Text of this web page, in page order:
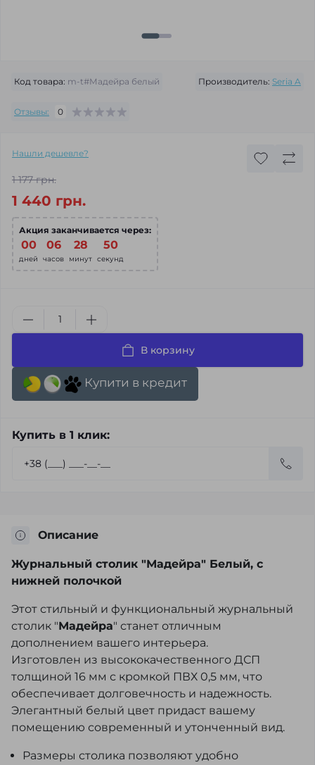
Код товара: m-t#Мадейра белый Производитель: Seria A
Отзывы: 0
Нашли дешевле?
1 177 грн.
1 440 грн.
Акция заканчивается через:
00
дней
06
часов
28
минут
48
секунд
В корзину
Купити в кредит
Купить в 1 клик:
Описание
Журнальный столик "Мадейра" Белый, с
нижней полочкой
Этот стильный и функциональный журнальный
столик "Мадейра" станет отличным
дополнением вашего интерьера.
Изготовлен из высококачественного ДСП
толщиной 16 мм с кромкой ПВХ 0,5 мм, что
обеспечивает долговечность и надежность.
Элегантный белый цвет придаст вашему
помещению современный и утонченный вид.
Размеры столика позволяют удобно